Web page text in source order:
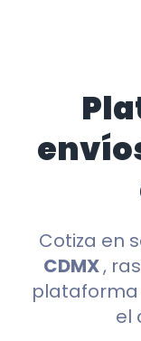
Cotiza en
CDMX,
plataforma
el